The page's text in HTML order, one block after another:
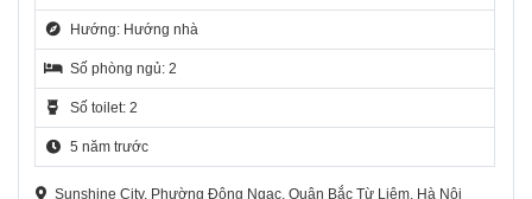
Hướng: Hướng nhà
Số phòng ngủ: 2
Số toilet: 2
5 năm trước
Sunshine City, Phường Đông Ngạc, Quận Bắc Từ Liêm, Hà Nội